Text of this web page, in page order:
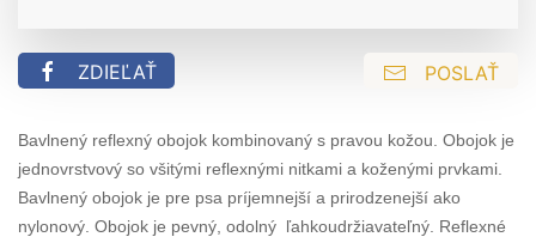
ZDIEĽAŤ POSLAŤ
Bavlnený reflexný obojok kombinovaný s pravou kožou. Obojok je
jednovrstvový so všitými reflexnými nitkami a koženými prvkami.
Bavlnený obojok je pre psa príjemnejší a prirodzenejší ako
nylonový. Obojok je pevný, odolný ľahkoudržiavateľný. Reflexné